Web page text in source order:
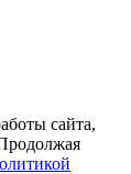
сайта,